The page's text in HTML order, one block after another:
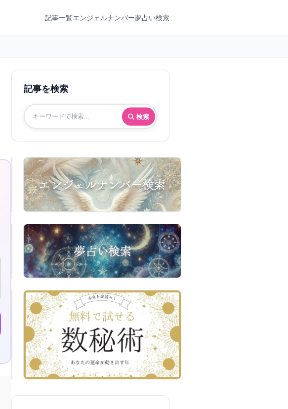
記事一覧エンジェルナンバー夢占い検索
記事を検索
検索